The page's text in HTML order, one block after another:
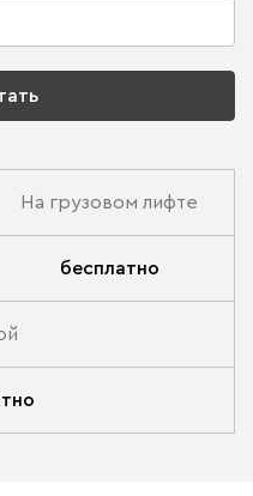
На грузовом лифте
бесплатно